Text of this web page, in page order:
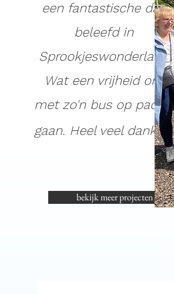
een fantastische dag
beleefd in
Sprookjeswonderland
Wat een vrijheid om
met zo'n bus op pad te
gaan. Heel veel dank!! "
bekijk meer projecten